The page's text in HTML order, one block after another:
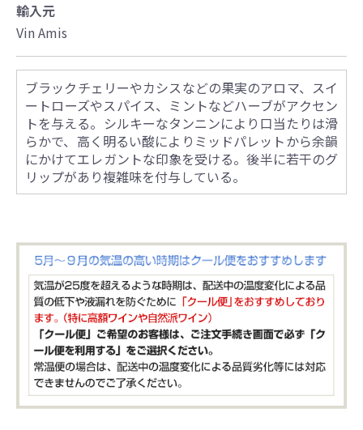
輸入元
Vin Amis
ブラックチェリーやカシスなどの果実のアロマ、スイ
ートローズやスパイス、ミントなどハーブがアクセン
トを与える。シルキーなタンニンにより口当たりは滑
らかで、高く明るい酸によりミッドパレットから余韻
にかけてエレガントな印象を受ける。後半に若干のグ
リップがあり複雑味を付与している。